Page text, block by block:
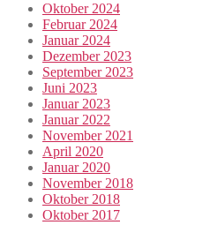
Oktober 2024
Februar 2024
Januar 2024
Dezember 2023
September 2023
Juni 2023
Januar 2023
Januar 2022
November 2021
April 2020
Januar 2020
November 2018
Oktober 2018
Oktober 2017